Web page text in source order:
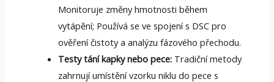
Monitoruje změny hmotnosti během
vytápění; Používá se ve spojení s DSC pro
ověření čistoty a analýzu fázového přechodu.
Testy tání kapky nebo pece: Tradiční metody
zahrnují umístění vzorku niklu do pece s